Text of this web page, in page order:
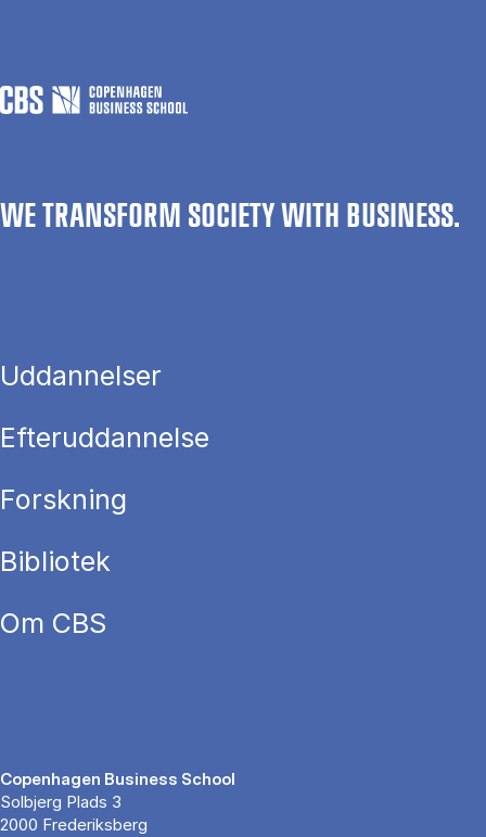
WE TRANSFORM SOCIETY WITH BUSINESS.
Uddannelser
Efteruddannelse
Forskning
Bibliotek
Om CBS
Copenhagen Business School
Solbjerg Plads 3
2000 Frederiksberg